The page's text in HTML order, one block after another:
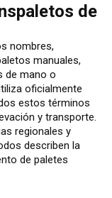
de
nombres,
manuales,
de mano o
oficialmente
estos términos
y transporte.
regionales y
describen la
de paletes